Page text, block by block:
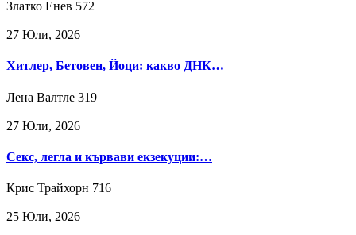
Златко Енев 572
27 Юли, 2026
Хитлер, Бетовен, Йоци: какво ДНК…
Лена Валтле 319
27 Юли, 2026
Секс, легла и кървави екзекуции:…
Крис Трайхорн 716
25 Юли, 2026